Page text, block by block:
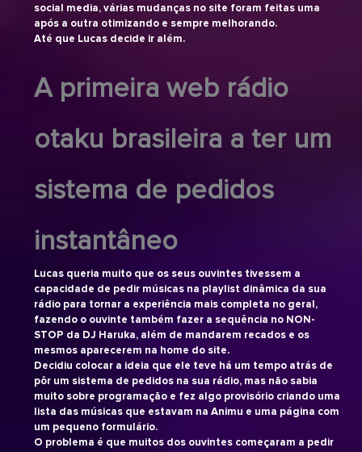
social media, várias mudanças no site foram feitas uma
após a outra otimizando e sempre melhorando.
Até que Lucas decide ir além.
A primeira web rádio
otaku brasileira a ter um
sistema de pedidos
instantâneo
Lucas queria muito que os seus ouvintes tivessem a
capacidade de pedir músicas na playlist dinâmica da sua
rádio para tornar a experiência mais completa no geral,
fazendo o ouvinte também fazer a sequência no NON-
STOP da DJ Haruka, além de mandarem recados e os
mesmos aparecerem na home do site.
Decidiu colocar a ideia que ele teve há um tempo atrás de
pôr um sistema de pedidos na sua rádio, mas não sabia
muito sobre programação e fez algo provisório criando uma
lista das músicas que estavam na Animu e uma página com
um pequeno formulário.
O problema é que muitos dos ouvintes começaram a pedir